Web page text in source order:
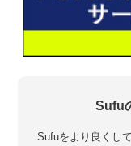
Sufu
Sufuをより良くし